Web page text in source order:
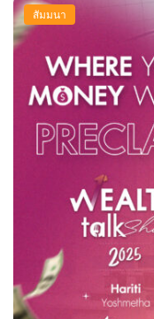
สัมมนา